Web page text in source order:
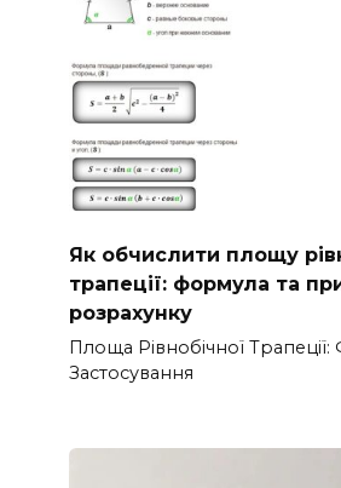
Як обчислити площу
трапеції: формула та
розрахунку
Площа Рівнобічної Трапеції:
Застосування